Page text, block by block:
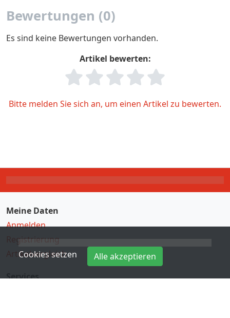
Bewertungen (0)
Es sind keine Bewertungen vorhanden.
Artikel bewerten:
Bitte melden Sie sich an, um einen Artikel zu bewerten.
Meine Daten
Anmelden
Registrierung
Artikelvergleich
Services
Cookies setzen Alle akzeptieren